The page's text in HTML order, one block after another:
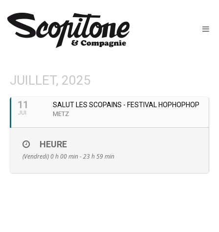
JUILLET, 2025
11
JUI
SALUT LES SCOPAINS - FESTIVAL HOPHOPHOP
METZ
HEURE
(Vendredi) 0 h 00 min - 23 h 59 min